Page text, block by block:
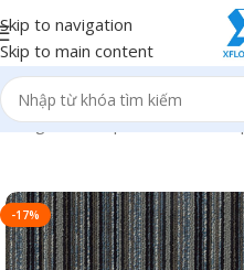
Skip to navigation
Skip to main content
Trang chủ/Sản phẩm/Thảm văn
-17%